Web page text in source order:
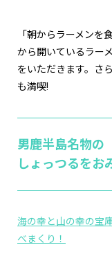
「朝からラーメンを
から開いているラー
をいただきます。さ
も満喫!
男鹿半島名物の
しょっつるをお
海の幸と山の幸の宝
べまくり！